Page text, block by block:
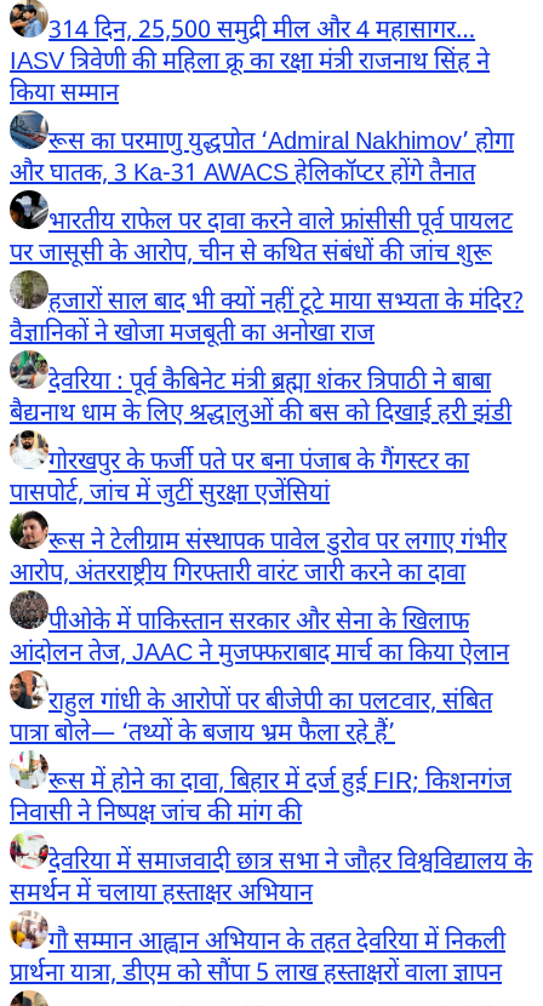
314 दिन, 25,500 समुद्री मील और 4 महासागर…
IASV त्रिवेणी की महिला क्रू का रक्षा मंत्री राजनाथ सिंह ने
किया सम्मान
रूस का परमाणु युद्धपोत ‘Admiral Nakhimov’ होगा
और घातक, 3 Ka-31 AWACS हेलिकॉप्टर होंगे तैनात
भारतीय राफेल पर दावा करने वाले फ्रांसीसी पूर्व पायलट
पर जासूसी के आरोप, चीन से कथित संबंधों की जांच शुरू
हजारों साल बाद भी क्यों नहीं टूटे माया सभ्यता के मंदिर?
वैज्ञानिकों ने खोजा मजबूती का अनोखा राज
देवरिया : पूर्व कैबिनेट मंत्री ब्रह्मा शंकर त्रिपाठी ने बाबा
बैद्यनाथ धाम के लिए श्रद्धालुओं की बस को दिखाई हरी झंडी
गोरखपुर के फर्जी पते पर बना पंजाब के गैंगस्टर का
पासपोर्ट, जांच में जुटीं सुरक्षा एजेंसियां
रूस ने टेलीग्राम संस्थापक पावेल डुरोव पर लगाए गंभीर
आरोप, अंतरराष्ट्रीय गिरफ्तारी वारंट जारी करने का दावा
पीओके में पाकिस्तान सरकार और सेना के खिलाफ
आंदोलन तेज, JAAC ने मुजफ्फराबाद मार्च का किया ऐलान
राहुल गांधी के आरोपों पर बीजेपी का पलटवार, संबित
पात्रा बोले— ‘तथ्यों के बजाय भ्रम फैला रहे हैं’
रूस में होने का दावा, बिहार में दर्ज हुई FIR; किशनगंज
निवासी ने निष्पक्ष जांच की मांग की
देवरिया में समाजवादी छात्र सभा ने जौहर विश्वविद्यालय के
समर्थन में चलाया हस्ताक्षर अभियान
गौ सम्मान आह्वान अभियान के तहत देवरिया में निकली
प्रार्थना यात्रा, डीएम को सौंपा 5 लाख हस्ताक्षरों वाला ज्ञापन